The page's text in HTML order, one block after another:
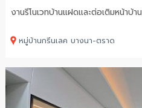
งานรีโนเวทบ้านแฝดและต่อเติมหน้าบ้าน
หมู่บ้านกรีนเลค บางนา-ตราด